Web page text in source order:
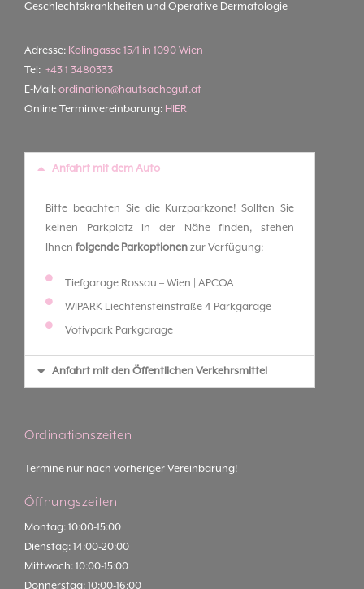
Geschlechtskrankheiten und Operative Dermatologie
Adresse: Kolingasse 15/1 in 1090 Wien
Tel: +43 1 3480333
E-Mail: ordination@hautsachegut.at
Online Terminvereinbarung: HIER
Anfahrt mit dem Auto
Bitte beachten Sie die Kurzparkzone! Sollten Sie
keinen Parkplatz in der Nähe finden, stehen
Ihnen folgende Parkoptionen zur Verfügung:
Tiefgarage Rossau – Wien | APCOA
WIPARK Liechtensteinstraße 4 Parkgarage
Votivpark Parkgarage
Anfahrt mit den Öffentlichen Verkehrsmittel
Ordinationszeiten
Termine nur nach vorheriger Vereinbarung!
Öffnungszeiten
Montag: 10:00-15:00
Dienstag: 14:00-20:00
Mittwoch: 10:00-15:00
Donnerstag: 10:00-16:00